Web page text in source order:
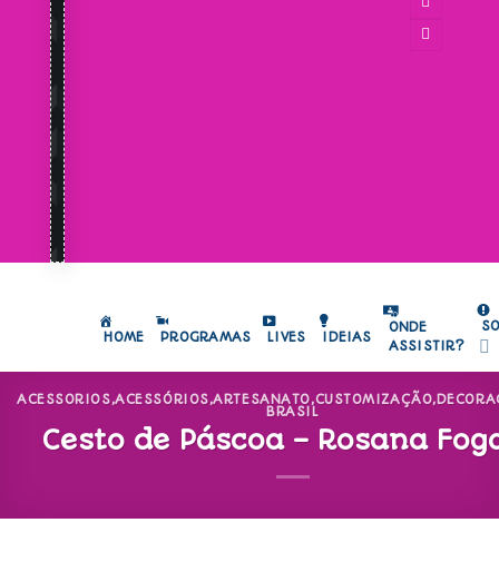
HOME PROGRAMAS LIVES IDEIAS
ONDE
ASSISTIR?
ACESSORIOS,ACESSÓRIOS,ARTESANATO,CUSTOMIZAÇÃO,
BRASIL
Cesto de Páscoa – Rosana